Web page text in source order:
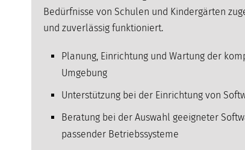
Bedürfnisse von Schulen und Kindergärten
und zuverlässig funktioniert.
Planung, Einrichtung und Wartung der
Umgebung
Unterstützung bei der Einrichtung von
Beratung bei der Auswahl geeigneter
passender Betriebssysteme